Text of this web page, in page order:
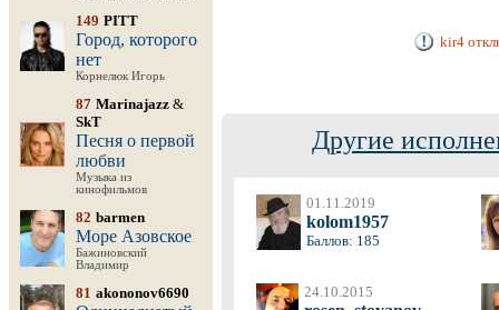
149 PITT
Город, которого
нет
Корнелюк Игорь
87 Marinajazz &
SkT
Песня о первой
любви
Музыка из
кинофильмов
82 barmen
Море Азовское
Бажиновский
Владимир
81 akononov6690
kir4
Другие
01.11.2019
kolom1957
Баллов: 185
24.10.2015